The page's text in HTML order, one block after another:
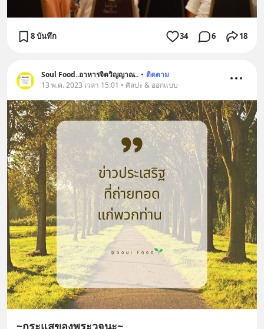
8 บันทึก 34 6 18
Soul Food..อาหารจิตวิญญาณ.. • ติดตาม
13 พ.ค. 2023 เวลา 15:01 • ศิลปะ & ออกแบบ